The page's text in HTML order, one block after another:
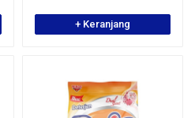
+ Keranjang